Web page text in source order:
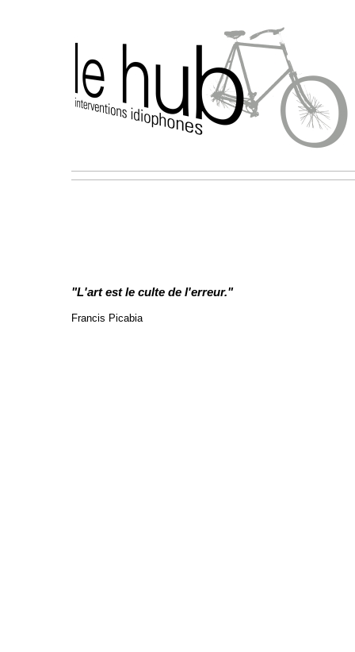
"L'art est le culte de l'erreur."
Francis Picabia